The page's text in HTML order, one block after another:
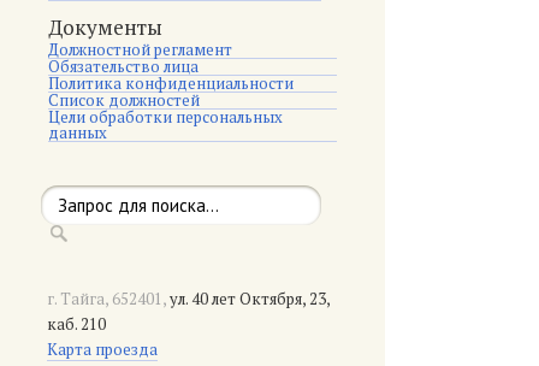
Документы
Должностной регламент
Обязательство лица
Политика конфиденциальности
Список должностей
Цели обработки персональных
данных
г. Тайга, 652401,ул. 40 лет Октября, 23,
каб. 210
Карта проезда